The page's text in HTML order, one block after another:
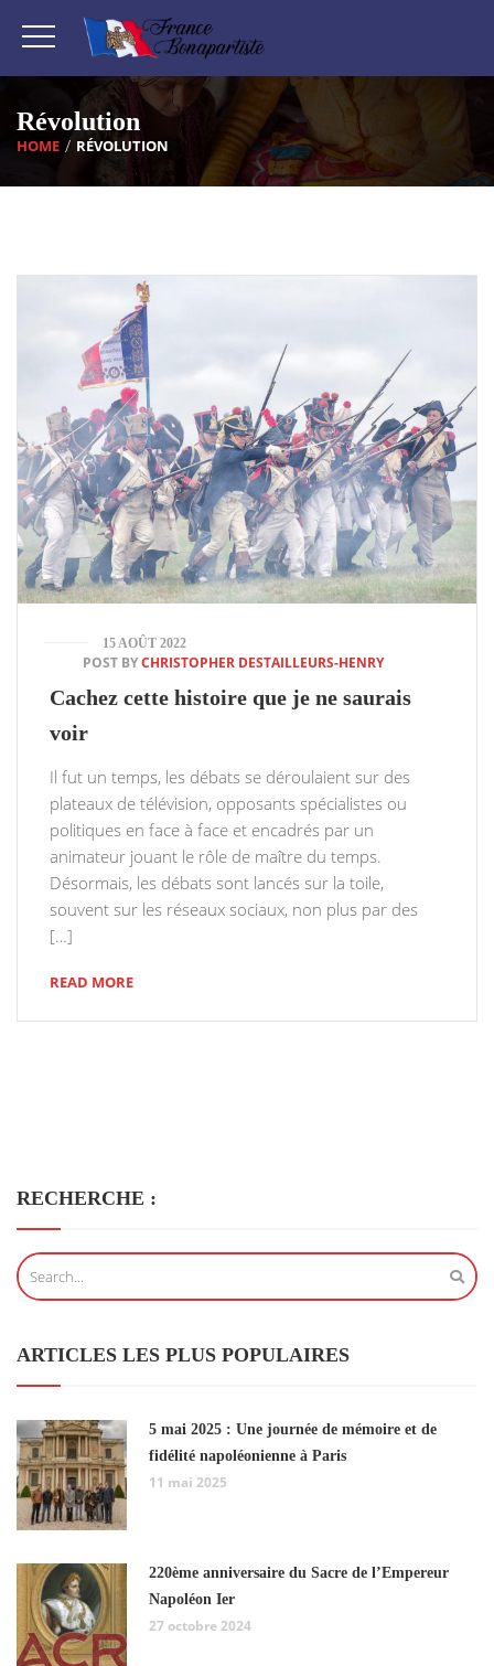
Révolution
HOME RÉVOLUTION
15 AOÛT 2022
POST BYCHRISTOPHER DESTAILLEURS-HENRY
Cachez cette histoire que je ne saurais
voir
Il fut un temps, les débats se déroulaient sur des
plateaux de télévision, opposants spécialistes ou
politiques en face à face et encadrés par un
animateur jouant le rôle de maître du temps.
Désormais, les débats sont lancés sur la toile,
souvent sur les réseaux sociaux, non plus par des
[…]
READ MORE
RECHERCHE :
ARTICLES LES PLUS POPULAIRES
5 mai 2025 : Une journée de mémoire et de
fidélité napoléonienne à Paris
11 mai 2025
220ème anniversaire du Sacre de l’Empereur
Napoléon Ier
27 octobre 2024